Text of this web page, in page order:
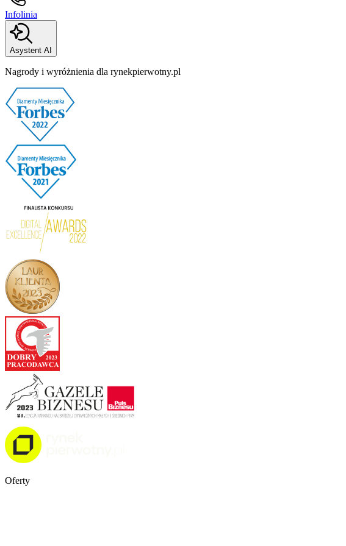
Infolinia
Asystent AI
Nagrody i wyróżnienia dla rynekpierwotny.pl
Oferty